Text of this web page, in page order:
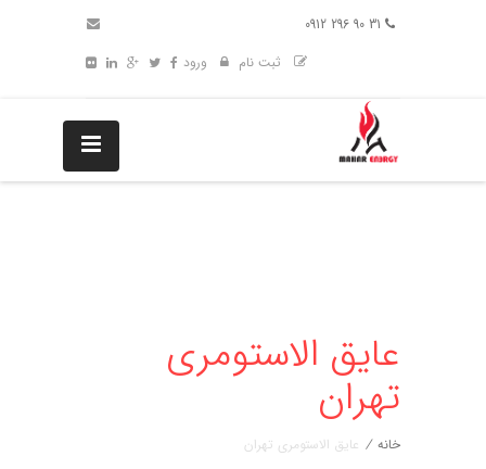
ثبت نام
ورود
عایق الاستومری
تهران
خانه / عایق الاستومری تهران